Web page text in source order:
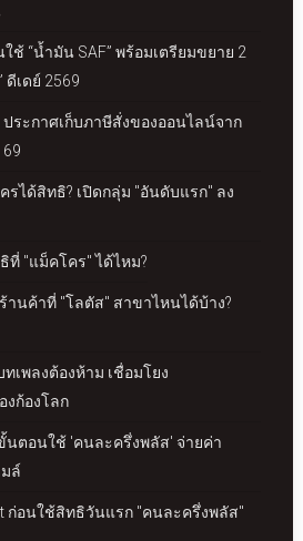
ช้ “น้ำมัน SAF” พร้อมเตรียมขยาย 2
ดีเดย์ 2569
ระกาศเก็บภาษีสั่งของออนไลน์จาก
69
รได้สิทธิ? เปิดกลุ่ม "อันดับแรก" ลง
"แม็คโคร" ได้ไหม?
านค้าที่ "โลตัส" สาขาไหนได้บ้าง?
เพลงต้องห้าม เชื่อมโยง
งก้องโลก
นตอนใช้ 'คนละครึ่งพลัส' จ่ายค่า
มล์
ก่อนใช้สิทธิวันแรก "คนละครึ่งพลัส"